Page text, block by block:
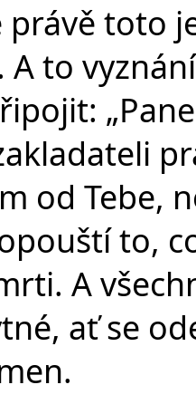
toto
A to
od Tebe,
to,
A
ať se